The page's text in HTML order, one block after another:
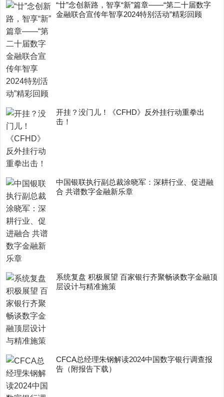
“廿”念创新路，智享“新”篇章——“第二十届数字
金融联合宣传年智享2024特别活动”精彩回顾
开挂？没门儿！《CFHD》反外挂行动重拳出
击！
中国银联执行副总裁涂晓军：深耕行业、促进融
合 共谱数字金融新乐章
系统复盘 积极展望 百家银行齐聚畅谈数字金融顶
层设计与精准施策
CFCA总经理朱钢解读2024中国数字银行调查报
告（附报告下载）